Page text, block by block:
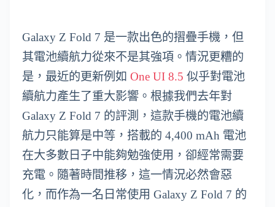
Galaxy Z Fold 7 是一款出色的摺疊手機，但
其電池續航力從來不是其強項。情況更糟的
是，最近的更新例如 One UI 8.5 似乎對電池
續航力產生了重大影響。根據我們去年對
Galaxy Z Fold 7 的評測，這款手機的電池續
航力只能算是中等，搭載的 4,400 mAh 電池
在大多數日子中能夠勉強使用，卻經常需要
充電。隨著時間推移，這一情況必然會惡
化，而作為一名日常使用 Galaxy Z Fold 7 的